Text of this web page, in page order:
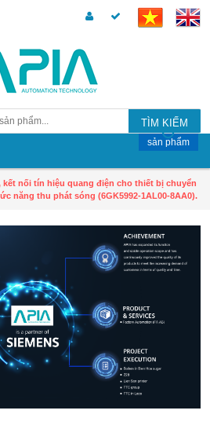
TÌM KIẾM
sản phẩm
kết nối tín hiệu quang điện cho thiết bị chuyển
năng thu phát sóng (6GK5992-1AL00-8AA0).